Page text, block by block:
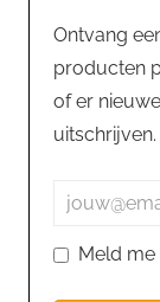
Ontvang
producten
of er
uitschrijven.
Meld